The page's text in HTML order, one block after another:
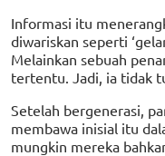
Informasi itu
diwariskan seperti
Melainkan sebuah
tertentu. Jadi, ia tidak
Setelah bergenerasi,
membawa inisial itu
mungkin mereka